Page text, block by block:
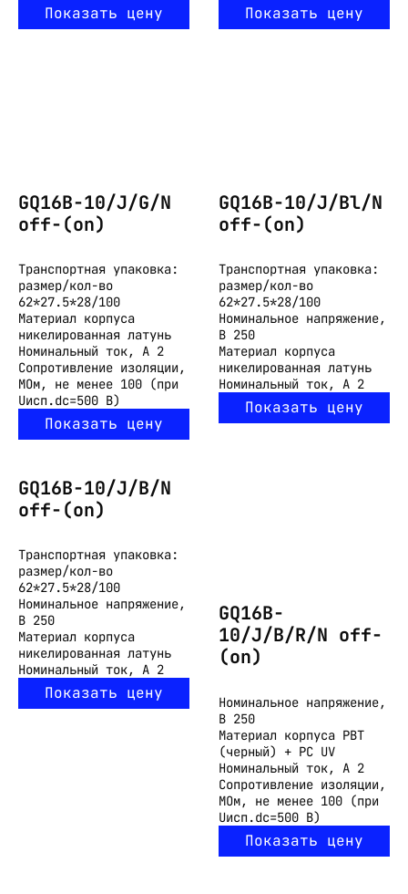
Показать цену Показать цену
GQ16B-10/J/G/N
off-(on)
Транспортная упаковка:
размер/кол-во
62*27.5*28/100
Материал корпуса
никелированная латунь
Номинальный ток, А 2
Сопротивление изоляции,
МОм, не менее 100 (при
Uисп.dc=500 В)
Показать цену
GQ16B-10/J/Bl/N
off-(on)
Транспортная упаковка:
размер/кол-во
62*27.5*28/100
Номинальное напряжение,
В 250
Материал корпуса
никелированная латунь
Номинальный ток, А 2
Показать цену
GQ16B-10/J/B/N
off-(on)
Транспортная упаковка:
размер/кол-во
62*27.5*28/100
Номинальное напряжение,
В 250
Материал корпуса
никелированная латунь
Номинальный ток, А 2
Показать цену
GQ16B-
10/J/B/R/N off-
(on)
Номинальное напряжение,
В 250
Материал корпуса PBT
(черный) + PC UV
Номинальный ток, А 2
Сопротивление изоляции,
МОм, не менее 100 (при
Uисп.dc=500 В)
Показать цену